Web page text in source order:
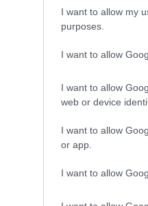
I want to allow my
purposes.
I want to allow
I want to allow
web or device
I want to allow
or app.
I want to allow